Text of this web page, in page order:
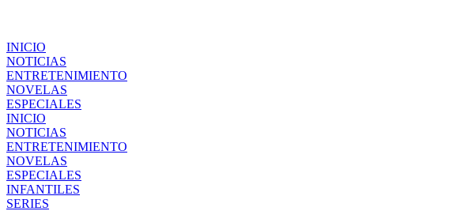
INICIO
NOTICIAS
ENTRETENIMIENTO
NOVELAS
ESPECIALES
INICIO
NOTICIAS
ENTRETENIMIENTO
NOVELAS
ESPECIALES
INFANTILES
SERIES